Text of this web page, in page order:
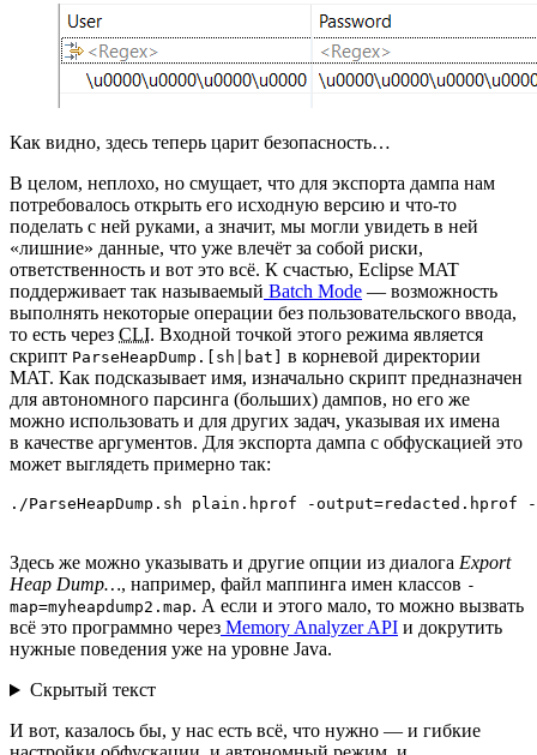
Как видно, здесь теперь царит безопасность…
В целом, неплохо, но смущает, что для экспорта дампа нам
потребовалось открыть его исходную версию и что‑то
поделать с ней руками, а значит, мы могли увидеть в ней
«лишние» данные, что уже влечёт за собой риски,
ответственность и вот это всё. К счастью, Eclipse MAT
поддерживает так называемый Batch Mode — возможность
выполнять некоторые операции без пользовательского ввода,
то есть через CLI. Входной точкой этого режима является
скрипт ParseHeapDump.[sh|bat]
в корневой директории
MAT. Как подсказывает имя, изначально скрипт предназначен
для автономного парсинга (больших) дампов, но его же
можно использовать и для других задач, указывая их имена
в качестве аргументов. Для экспорта дампа с обфускацией это
может выглядеть примерно так:
./ParseHeapDump.sh plain.hprof -
Здесь же можно указывать и другие опции из диалога Export
Heap Dump…, например, файл маппинга имен классов -
map=myheapdump2.map. А если и этого мало, то можно вызвать
всё это программно через Memory Analyzer API и докрутить
нужные поведения уже на уровне Java.
Скрытый текст
И вот, казалось бы, у нас есть всё, что нужно — и гибкие